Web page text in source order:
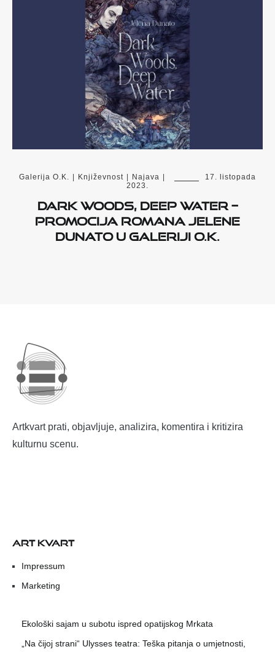
Galerija O.K. Književnost Najava
17. listopada
2023.
Dark Woods, Deep Water –
promocija romana Jelene
Dunato u Galeriji O.K.
Artkvart prati, objavljuje, analizira, komentira i kritizira
kulturnu scenu.
ART KVART
Impressum
Marketing
Ekološki sajam u subotu ispred opatijskog Mrkata
„Na čijoj strani“ Ulysses teatra: Teška pitanja o umjetnosti,